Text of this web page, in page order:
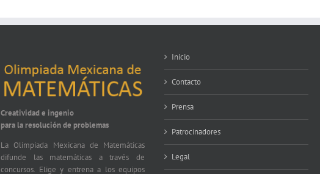
Creatividad e ingenio
para la resolución de problemas
La Olimpiada Mexicana de Matemáticas
difunde las matemáticas a través de
concursos. Elige y entrena a los equipos
Inicio
Contacto
Prensa
Patrocinadores
Legal